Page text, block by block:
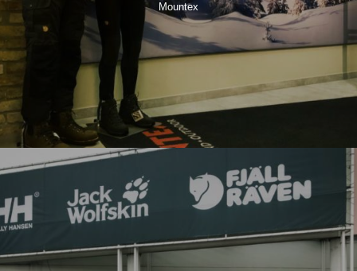
Mountex